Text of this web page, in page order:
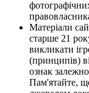
Матеріали
старше 21
викликати
(принципів)
ознак
Пам'ятайте,